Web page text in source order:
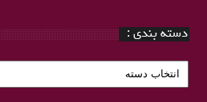
دسته بندی :
دسته
بندی